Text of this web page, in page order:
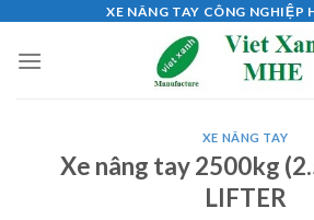
content
XE NÂNG TAY CÔNG NGHIỆP
XE NÂNG TAY
Xe nâng tay 2500kg
LIFTER